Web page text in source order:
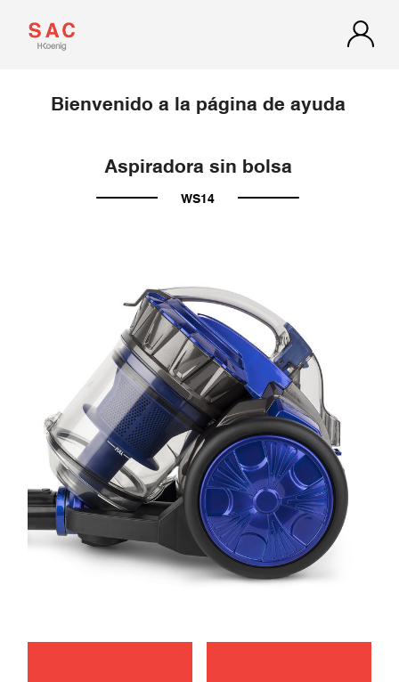
Bienvenido a la página de ayuda
Aspiradora sin bolsa
WS14